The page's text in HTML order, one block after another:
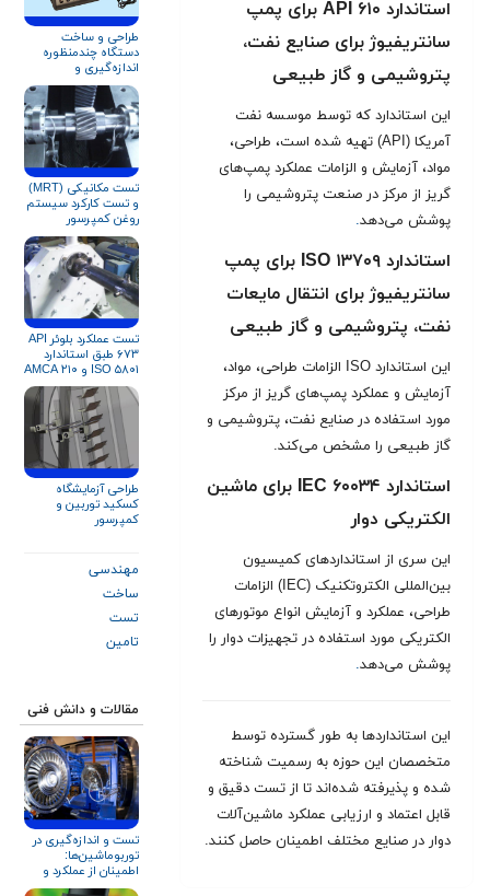
استاندارد API ۶۱۰ برای پمپ
سانتریفیوژ برای صنایع نفت،
پتروشیمی و گاز طبیعی
این استاندارد که توسط موسسه نفت
آمریکا (API) تهیه شده است، طراحی،
مواد، آزمایش و الزامات عملکرد پمپ‌های
گریز از مرکز در صنعت پتروشیمی را
پوشش می‌دهد.
استاندارد ISO ۱۳۷۰۹ برای پمپ
سانتریفیوژ برای انتقال مایعات
نفت، پتروشیمی و گاز طبیعی
این استاندارد ISO الزامات طراحی، مواد،
آزمایش و عملکرد پمپ‌های گریز از مرکز
مورد استفاده در صنایع نفت، پتروشیمی و
گاز طبیعی را مشخص می‌کند.
استاندارد IEC ۶۰۰۳۴ برای ماشین
الکتریکی دوار
این سری از استانداردهای کمیسیون
بین‌المللی الکتروتکنیک (IEC) الزامات
طراحی، عملکرد و آزمایش انواع موتورهای
الکتریکی مورد استفاده در تجهیزات دوار را
پوشش می‌دهد.
این استانداردها به طور گسترده توسط
متخصصان این حوزه به رسمیت شناخته
شده و پذیرفته شده‌اند تا از تست دقیق و
قابل اعتماد و ارزیابی عملکرد ماشین‌آلات
دوار در صنایع مختلف اطمینان حاصل کنند.
طراحی و ساخت
دستگاه چندمنظوره
اندازه‌گیری و
داده‌برداری آنلاین
عملکرد کمپرسور و
تجهیزات دوار
تست مکانیکی (MRT)
و تست کارکرد سیستم
روغن کمپرسور
سانتریفیوژ مطابق
استاندارد API
تست عملکرد بلوئر API
۶۷۳ طبق استاندارد
ISO ۵۸۰۱ و AMCA ۲۱۰
طراحی آزمايشگاه
کسکید توربین و
کمپرسور
مهندسی
ساخت
تست
تامین
مقالات و دانش فنی
تست و اندازه‌گیری در
توربوماشین‌ها:
اطمینان از عملکرد و
قابلیت اطمینان